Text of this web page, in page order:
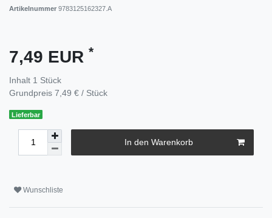
Artikelnummer 9783125162327.A
7,49 EUR *
Inhalt 1 Stück
Grundpreis 7,49 € / Stück
Lieferbar
In den Warenkorb
Wunschliste